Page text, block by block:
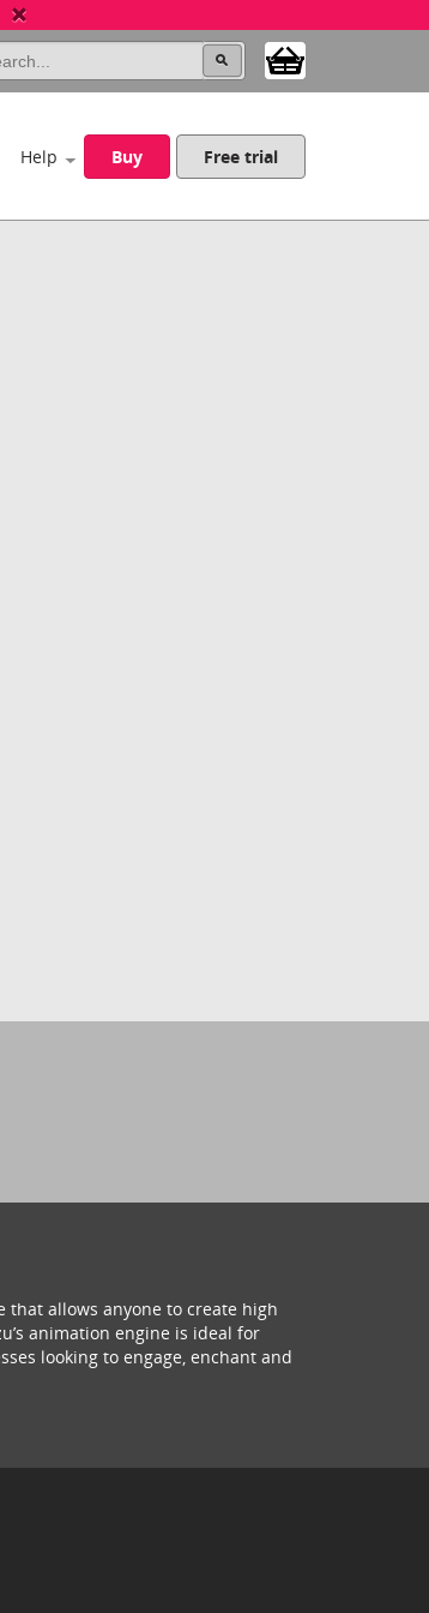
Help Buy Free trial
that allows anyone to create high
animation engine is ideal for
looking to engage, enchant and